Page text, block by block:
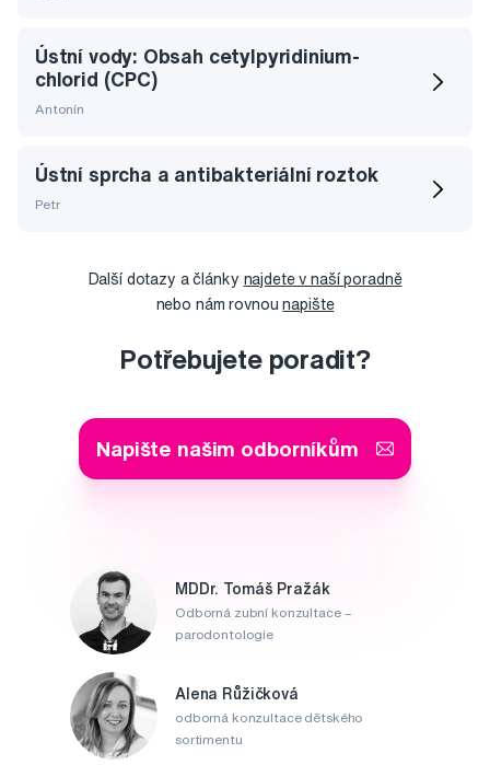
Ústní vody: Obsah cetylpyridinium-
chlorid (CPC)
Antonín
Ústní sprcha a antibakteriální roztok
Petr
Další dotazy a články najdete v naší poradně
nebo nám rovnounapište
Potřebujete poradit?
Napište našim odborníkům
MDDr. Tomáš Pražák
Odborná zubní konzultace –
parodontologie
Alena Růžičková
odborná konzultace dětského
sortimentu